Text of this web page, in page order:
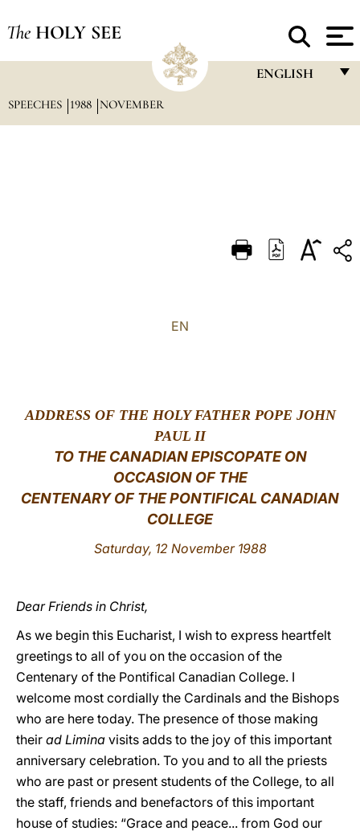
The HOLY SEE
ENGLISH
DEUTSCH
SPEECHES 1988 NOVEMBER
EN
ADDRESS OF THE HOLY FATHER POPE JOHN
PAUL II
TO THE CANADIAN EPISCOPATE ON
OCCASION OF THE
CENTENARY OF THE PONTIFICAL CANADIAN
COLLEGE
Saturday, 12 November 1988
Dear Friends in Christ,
As we begin this Eucharist, I wish to express heartfelt
greetings to all of you on the occasion of the
Centenary of the Pontifical Canadian College. I
welcome most cordially the Cardinals and the Bishops
who are here today. The presence of those making
their ad Limina visits adds to the joy of this important
anniversary celebration. To you and to all the priests
who are past or present students of the College, to all
the staff, friends and benefactors of this important
house of studies: “Grace and peace... from God our